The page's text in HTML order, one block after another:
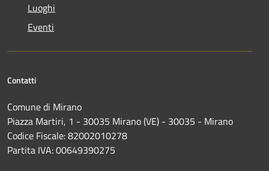
Luoghi
Eventi
Contatti
Comune di Mirano
Piazza Martiri, 1 - 30035 Mirano (VE) - 30035 - Mirano
Codice Fiscale: 82002010278
Partita IVA: 00649390275